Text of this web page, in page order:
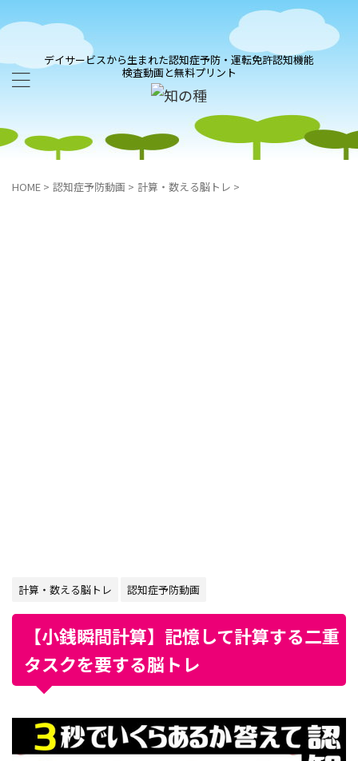
デイサービスから生まれた認知症予防・運転免許認知機能
検査動画と無料プリント
HOME > 認知症予防動画 > 計算・数える脳トレ >
計算・数える脳トレ 認知症予防動画
【小銭瞬間計算】記憶して計算する二重
タスクを要する脳トレ